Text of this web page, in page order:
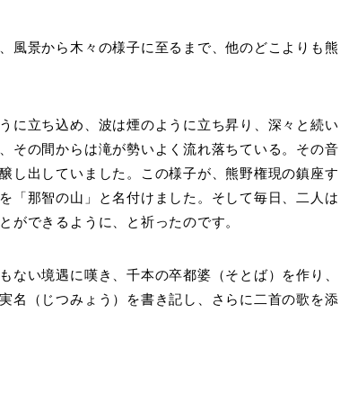
風景から木々の様子に至るまで、他のどこよりも熊
に立ち込め、波は煙のように立ち昇り、深々と続い
その間からは滝が勢いよく流れ落ちている。その音
し出していました。この様子が、熊野権現の鎮座す
「那智の山」と名付けました。そして毎日、二人は
ができるように、と祈ったのです。
ない境遇に嘆き、千本の卒都婆（そとば）を作り、
名（じつみょう）を書き記し、さらに二首の歌を添